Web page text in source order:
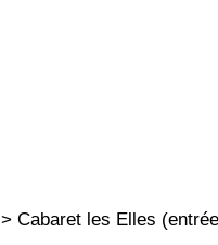
> Cabaret les Elles